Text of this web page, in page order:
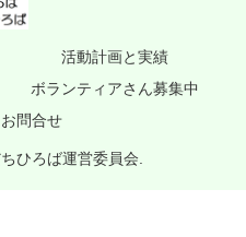
活動計画と実績
ボランティアさん募集中
問合せ
ひろば運営委員会.